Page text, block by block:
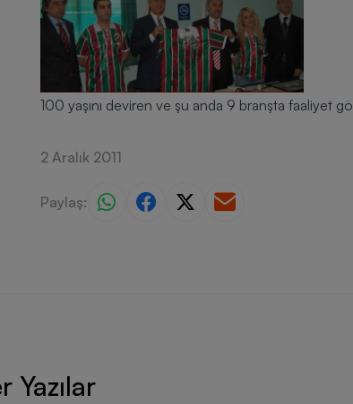
100 yaşını deviren ve şu anda 9 branşta faaliyet
2 Aralık 2011
Paylaş:
Yazılar